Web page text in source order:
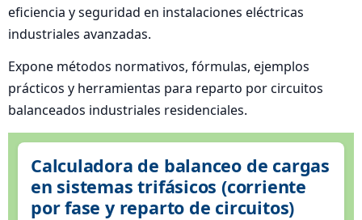
eficiencia y seguridad en instalaciones eléctricas
industriales avanzadas.
Expone métodos normativos, fórmulas, ejemplos
prácticos y herramientas para reparto por circuitos
balanceados industriales residenciales.
Calculadora de balanceo de cargas
en sistemas trifásicos (corriente
por fase y reparto de circuitos)